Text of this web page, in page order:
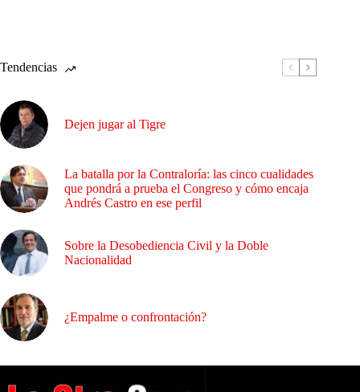
Tendencias
Dejen jugar al Tigre
La batalla por la Contraloría: las cinco cualidades
que pondrá a prueba el Congreso y cómo encaja
Andrés Castro en ese perfil
Sobre la Desobediencia Civil y la Doble
Nacionalidad
¿Empalme o confrontación?